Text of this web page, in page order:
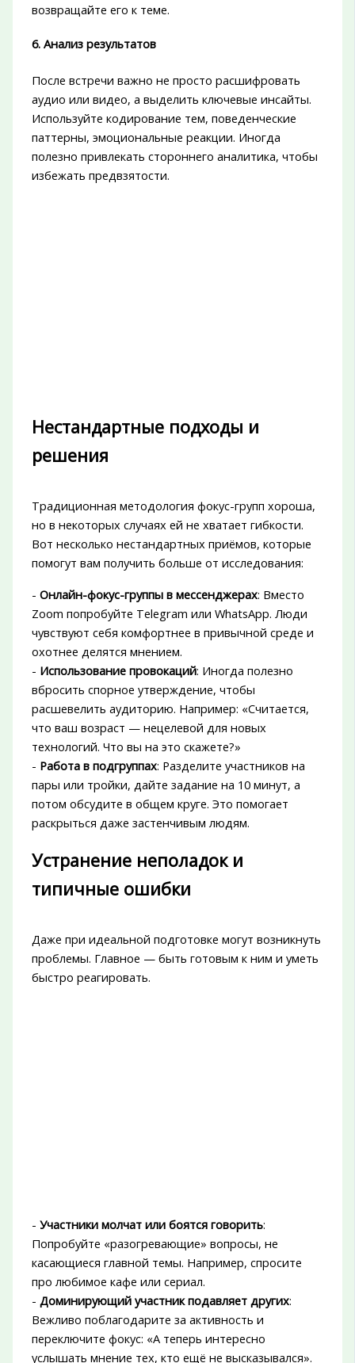
возвращайте его к теме.
6. Анализ результатов
После встречи важно не просто расшифровать
аудио или видео, а выделить ключевые инсайты.
Используйте кодирование тем, поведенческие
паттерны, эмоциональные реакции. Иногда
полезно привлекать стороннего аналитика, чтобы
избежать предвзятости.
Нестандартные подходы и
решения
Традиционная методология фокус-групп хороша,
но в некоторых случаях ей не хватает гибкости.
Вот несколько нестандартных приёмов, которые
помогут вам получить больше от исследования:
- Онлайн-фокус-группы в мессенджерах: Вместо
Zoom попробуйте Telegram или WhatsApp. Люди
чувствуют себя комфортнее в привычной среде и
охотнее делятся мнением.
- Использование провокаций: Иногда полезно
вбросить спорное утверждение, чтобы
расшевелить аудиторию. Например: «Считается,
что ваш возраст — нецелевой для новых
технологий. Что вы на это скажете?»
- Работа в подгруппах: Разделите участников на
пары или тройки, дайте задание на 10 минут, а
потом обсудите в общем круге. Это помогает
раскрыться даже застенчивым людям.
Устранение неполадок и
типичные ошибки
Даже при идеальной подготовке могут возникнуть
проблемы. Главное — быть готовым к ним и уметь
быстро реагировать.
- Участники молчат или боятся говорить:
Попробуйте «разогревающие» вопросы, не
касающиеся главной темы. Например, спросите
про любимое кафе или сериал.
- Доминирующий участник подавляет других:
Вежливо поблагодарите за активность и
переключите фокус: «А теперь интересно
услышать мнение тех, кто ещё не высказывался».